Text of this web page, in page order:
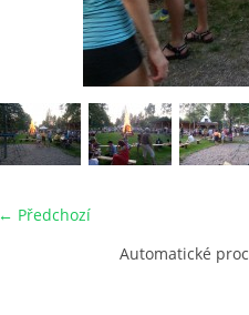
← Předchozí
Automatické